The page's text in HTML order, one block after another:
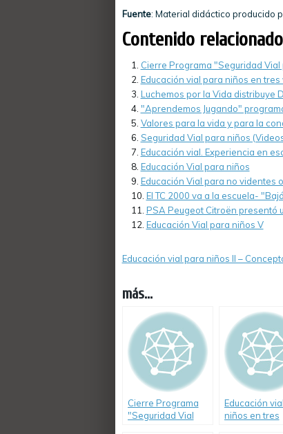
Fuente: Material didáctico producido
Contenido relacionado
Cierre Programa "Seguridad
Educación vial para niños en tres
Luchemos por la Vida distribuye
"Aprendemos Jugando"
Valores para la vida y para la
Seguridad Vial para niños
Educación vial. Experiencia en
Educación Vial para niños
Educación Vial para no videntes
El TC 2000 va a la escuela-
PSA Peugeot Citroën presentó
Educación Vial para niños V
Educación vial para niños II –
más...
Cierre Programa
"Seguridad Vial
Educación
niños en tres